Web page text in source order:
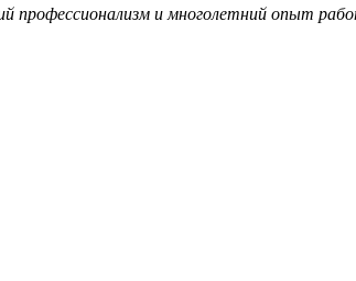
профессионализм и многолетний опыт